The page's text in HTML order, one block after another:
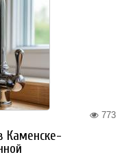
773
Каменске-